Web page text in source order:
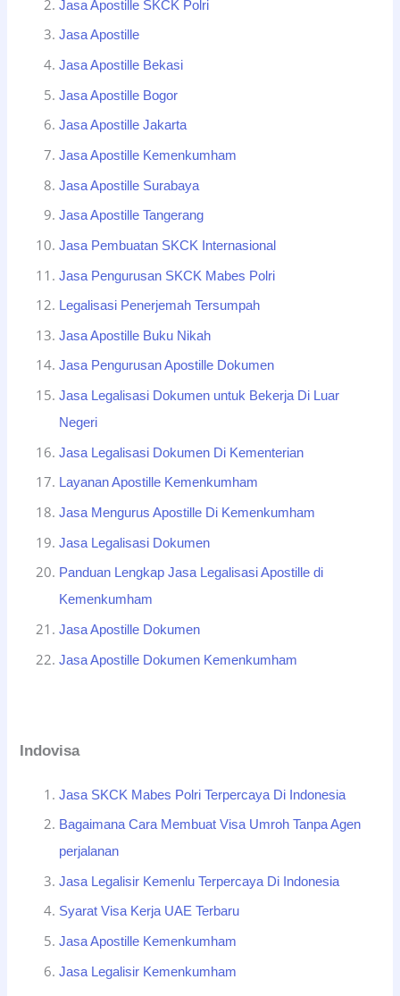
Jasa Apostille SKCK Polri
Jasa Apostille
Jasa Apostille Bekasi
Jasa Apostille Bogor
Jasa Apostille Jakarta
Jasa Apostille Kemenkumham
Jasa Apostille Surabaya
Jasa Apostille Tangerang
Jasa Pembuatan SKCK Internasional
Jasa Pengurusan SKCK Mabes Polri
Legalisasi Penerjemah Tersumpah
Jasa Apostille Buku Nikah
Jasa Pengurusan Apostille Dokumen
Jasa Legalisasi Dokumen untuk Bekerja Di Luar
Negeri
Jasa Legalisasi Dokumen Di Kementerian
Layanan Apostille Kemenkumham
Jasa Mengurus Apostille Di Kemenkumham
Jasa Legalisasi Dokumen
Panduan Lengkap Jasa Legalisasi Apostille di
Kemenkumham
Jasa Apostille Dokumen
Jasa Apostille Dokumen Kemenkumham
Indovisa
Jasa SKCK Mabes Polri Terpercaya Di Indonesia
Bagaimana Cara Membuat Visa Umroh Tanpa Agen
perjalanan
Jasa Legalisir Kemenlu Terpercaya Di Indonesia
Syarat Visa Kerja UAE Terbaru
Jasa Apostille Kemenkumham
Jasa Legalisir Kemenkumham